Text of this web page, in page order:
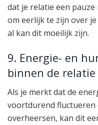
dat je relatie een
om eerlijk te zijn over
al kan dit moeilijk zijn.
9. Energie- en
binnen de relatie
Als je merkt dat de
voortdurend fluctueren
overheersen, kan dit